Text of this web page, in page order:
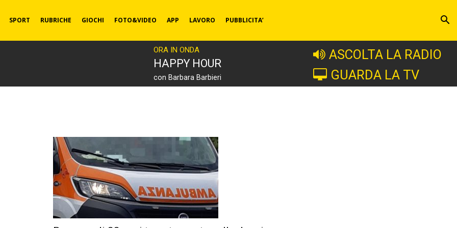
SPORT RUBRICHE GIOCHI FOTO&VIDEO APP LAVORO PUBBLICITA’
ORA IN ONDA
HAPPY HOUR
con Barbara Barbieri
ASCOLTA LA RADIO
GUARDA LA TV